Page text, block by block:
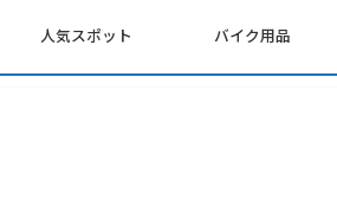
人気スポット バイク用品